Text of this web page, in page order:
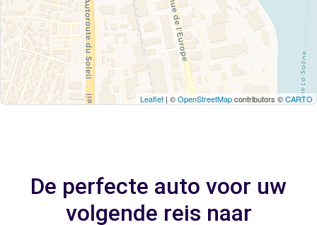
Leaflet | ©OpenStreetMapcontributors ©CARTO
De perfecte auto voor uw
volgende reis naar